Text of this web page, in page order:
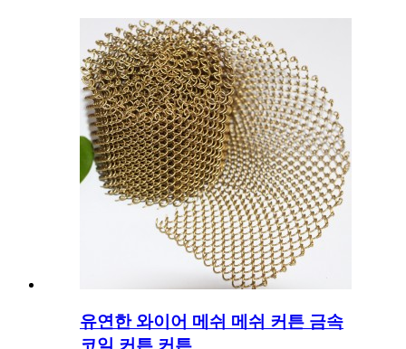
유연한 와이어 메쉬 메쉬 커튼 금속
코일 커튼 커튼